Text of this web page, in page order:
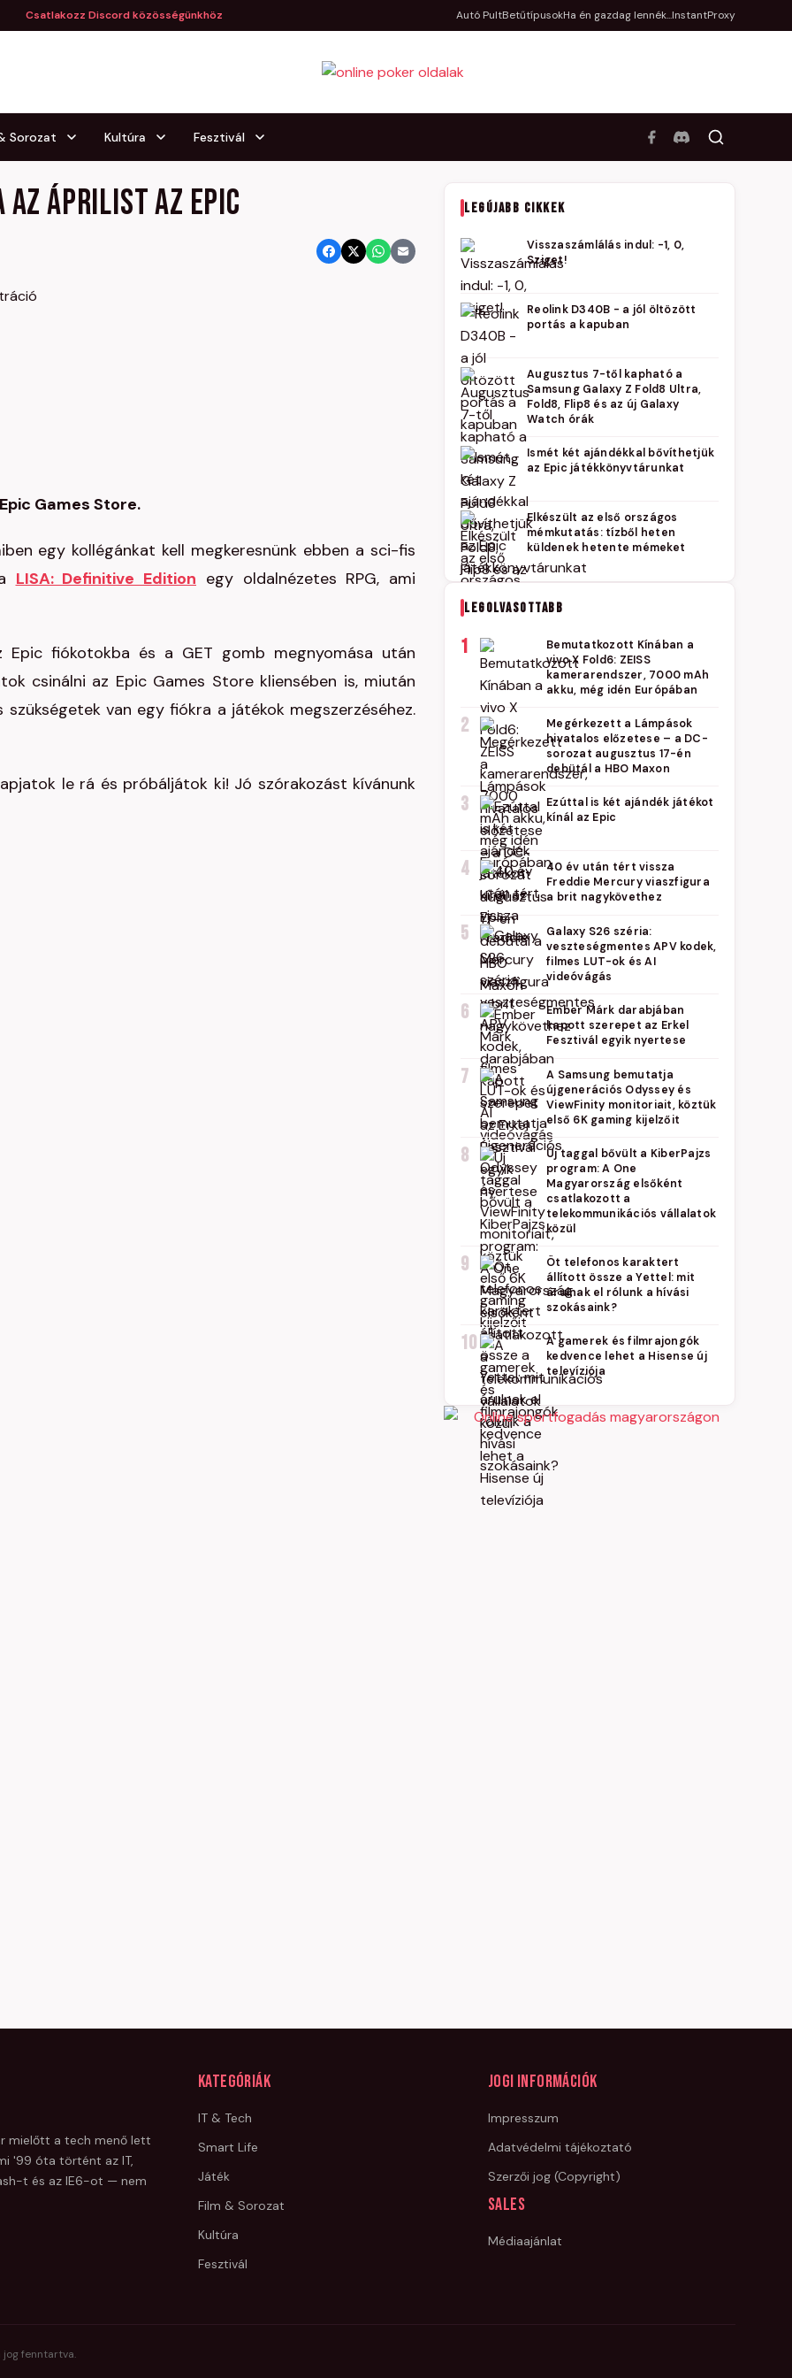
Csatlakozz Discord közösségünkhöz Autó PultBetűtípusokHa én gazdag lennék...InstantProxy
Sorozat Kultúra Fesztivál
áprilist az Epic
Games Store.
egy kollégánkat kell megkeresnünk ebben a sci-fis
LISA: Definitive Edition egy oldalnézetes RPG, ami
fiókotokba és a GET gomb megnyomása után
csinálni az Epic Games Store kliensében is, miután
van egy fiókra a játékok megszerzéséhez.
le rá és próbáljátok ki! Jó szórakozást kívánunk
LEGÚJABB CIKKEK
Visszaszámlálás indul: -1, 0,
Sziget!
Reolink D340B - a jól öltözött
portás a kapuban
Augusztus 7-től kapható a
Samsung Galaxy Z Fold8 Ultra,
Fold8, Flip8 és az új Galaxy
Watch órák
Ismét két ajándékkal bővíthetjük
az Epic játékkönyvtárunkat
Elkészült az első országos
mémkutatás: tízből heten
küldenek hetente mémeket
LEGOLVASOTTABB
1
Bemutatkozott Kínában a
vivo X Fold6: ZEISS
kamerarendszer, 7000 mAh
akku, még idén Európában
2
Megérkezett a Lámpások
hivatalos előzetese – a DC-
sorozat augusztus 17-én
debütál a HBO Maxon
3
Ezúttal is két ajándék játékot
kínál az Epic
4
40 év után tért vissza
Freddie Mercury viaszfigura
a brit nagykövethez
5
Galaxy S26 széria:
veszteségmentes APV kodek,
filmes LUT-ok és AI
videóvágás
6
Ember Márk darabjában
kapott szerepet az Erkel
Fesztivál egyik nyertese
7
A Samsung bemutatja
újgenerációs Odyssey és
ViewFinity monitoriait, köztük
első 6K gaming kijelzőit
8
Új taggal bővült a KiberPajzs
program: A One
Magyarország elsőként
csatlakozott a
telekommunikációs vállalatok
közül
9
Öt telefonos karaktert
állított össze a Yettel: mit
árulnak el rólunk a hívási
szokásaink?
10
A gamerek és filmrajongók
kedvence lehet a Hisense új
televíziója
mielőtt a tech menő lett
'99 óta történt az IT,
t és az IE6-ot — nem
Kategóriák
IT & Tech
Smart Life
Játék
Film & Sorozat
Kultúra
Fesztivál
Jogi információk
Impresszum
Adatvédelmi tájékoztató
Szerzői jog (Copyright)
Sales
Médiaajánlat
jog fenntartva.